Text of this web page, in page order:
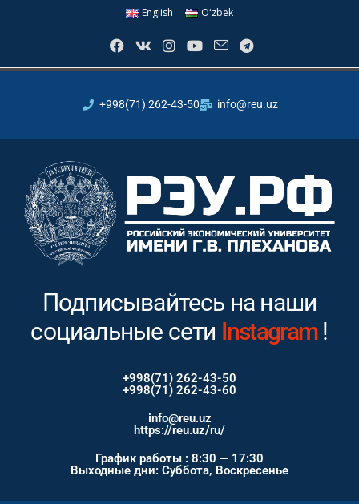
English Oʻzbek
+998(71) 262-43-50 info@reu.uz
Подписывайтесь на наши
социальные сетиYoutube!
+998(71) 262-43-50
+998(71) 262-43-60
info@reu.uz
https://reu.uz/ru/
График работы : 8:30 — 17:30
Выходные дни: Суббота, Воскресенье